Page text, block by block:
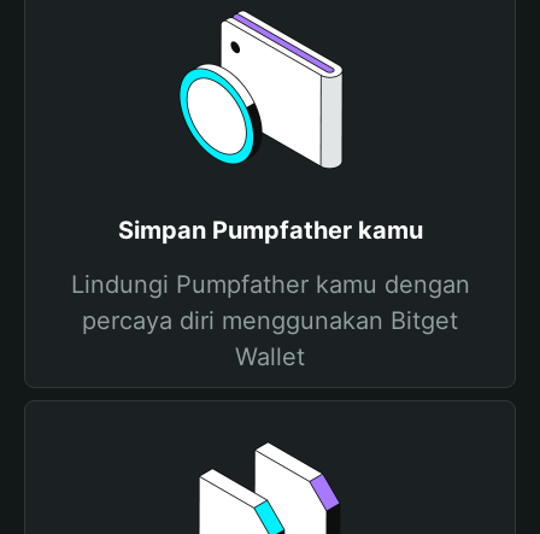
Simpan Pumpfather kamu
Lindungi Pumpfather kamu dengan
percaya diri menggunakan Bitget
Wallet